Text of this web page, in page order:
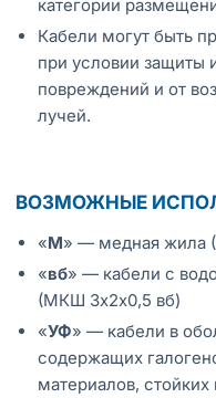
категории
Кабели могут быть
при условии защиты
повреждений и от
лучей.
ВОЗМОЖНЫЕ
«М» — медная
«вб» — кабели с
(МКШ 3х2х0,5 вб)
«УФ» — кабели в
содержащих
материалов,